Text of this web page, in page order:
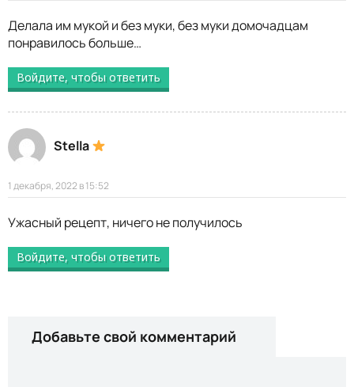
Делала им мукой и без муки, без муки домочадцам
понравилось больше…
Войдите, чтобы ответить
Stella
1 декабря, 2022 в 15:52
Ужасный рецепт, ничего не получилось
Войдите, чтобы ответить
Добавьте свой комментарий